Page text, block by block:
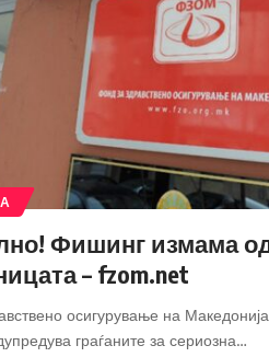
Фишинг измама
– fzom.net
осигурување на Македонија
граѓаните за сериозна…